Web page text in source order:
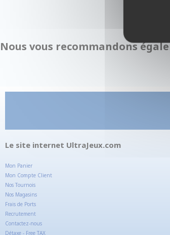
Nous vous recommandons
Le site internet UltraJeux.com
Mon Panier
Mon Compte Client
Nos Tournois
Nos Magasins
Frais de Ports
Recrutement
Contactez-nous
Détaxe - Free TAX